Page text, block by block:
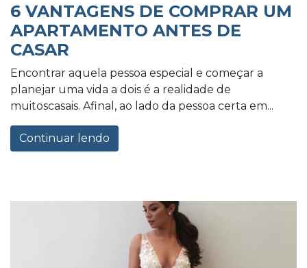
6 VANTAGENS DE COMPRAR UM
APARTAMENTO ANTES DE
CASAR
Encontrar aquela pessoa especial e começar a
planejar uma vida a dois é a realidade de
muitoscasais. Afinal, ao lado da pessoa certa em...
Continuar lendo